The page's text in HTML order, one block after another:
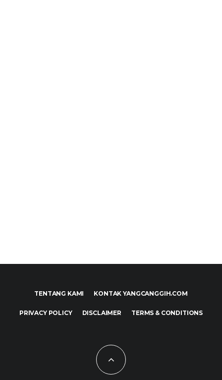
TENTANG KAMI KONTAK YANGCANGGIH.COM
PRIVACY POLICY DISCLAIMER TERMS & CONDITIONS